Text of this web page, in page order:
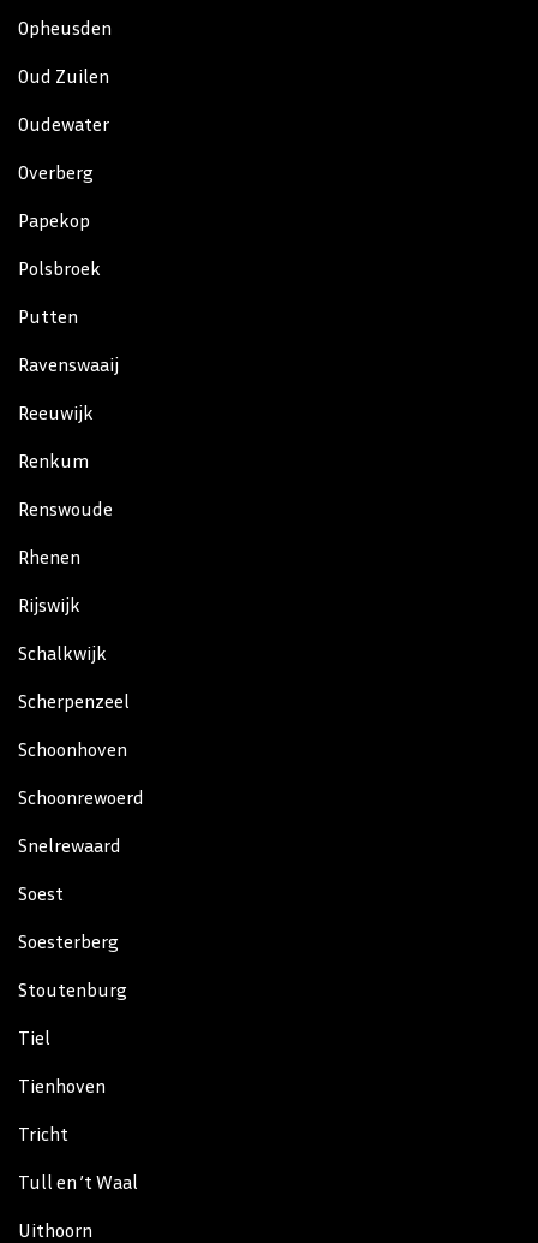
Opheusden
Oud Zuilen
Oudewater
Overberg
Papekop
Polsbroek
Putten
Ravenswaaij
Reeuwijk
Renkum
Renswoude
Rhenen
Rijswijk
Schalkwijk
Scherpenzeel
Schoonhoven
Schoonrewoerd
Snelrewaard
Soest
Soesterberg
Stoutenburg
Tiel
Tienhoven
Tricht
Tull en ’t Waal
Uithoorn